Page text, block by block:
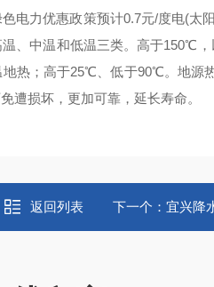
电力优惠政策预计0.7元/度电(太
、中温和低温三类。高于150℃
热；高于25℃、低于90℃。地源
遭损坏，更加可靠，延长寿命。
返回列表 下一个： 宜兴降